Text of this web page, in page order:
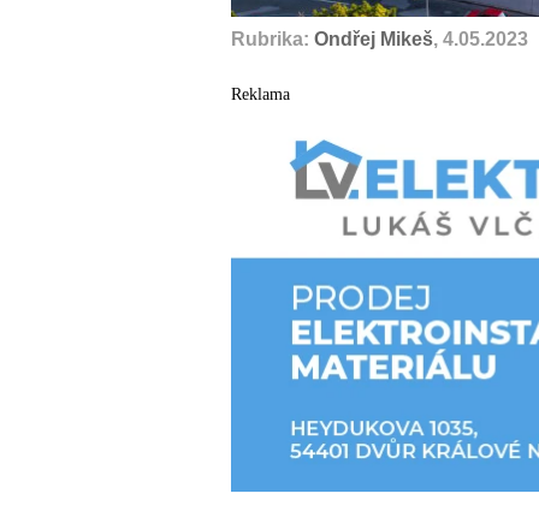
Rubrika: Ondřej Mikeš, 4.05.2023
Reklama